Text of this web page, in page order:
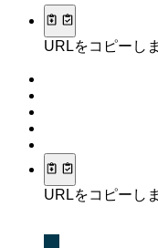
URLをコピーし
URLをコピーし